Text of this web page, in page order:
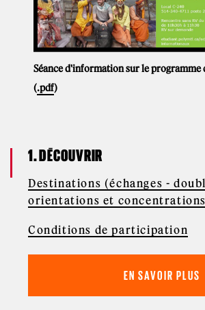
Séance d'information sur le programme
(.pdf)
1. DÉCOUVRIR
Destinations (échanges -
orientations et
Conditions de participation
EN SAVOIR PLUS